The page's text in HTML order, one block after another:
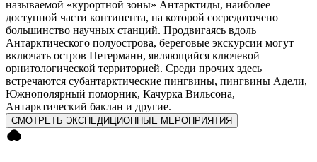
называемой «курортной зоны» Антарктиды, наиболее
доступной части континента, на которой сосредоточено
большинство научных станций. Продвигаясь вдоль
Антарктического полуострова, береговые экскурсии могут
включать остров Петерманн, являющийся ключевой
орнитологической территорией. Среди прочих здесь
встречаются cубантарктические пингвины, пингвины Адели,
Южнополярный поморник, Качурка Вильсона,
Антарктический баклан и другие.
СМОТРЕТЬ ЭКСПЕДИЦИОННЫЕ МЕРОПРИЯТИЯ